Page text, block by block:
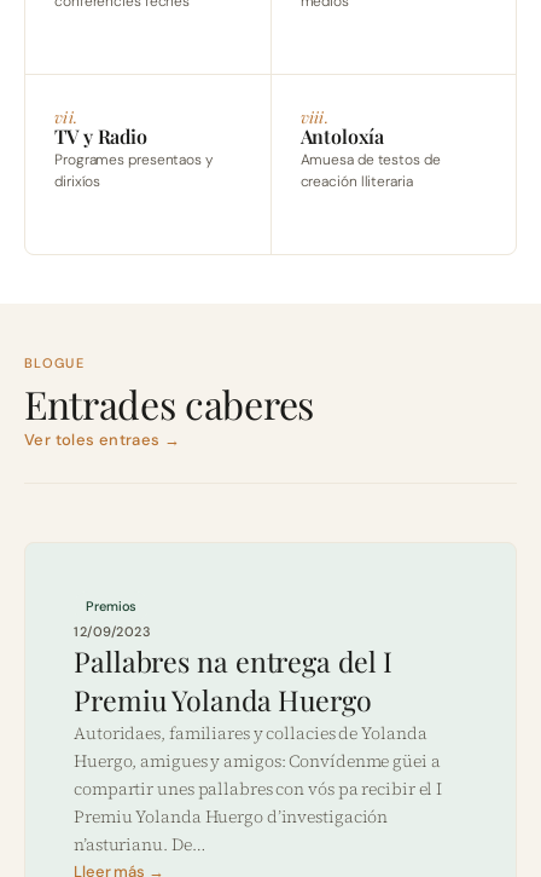
vii.
TV y Radio
Programes presentaos y
dirixíos
viii.
Antoloxía
Amuesa de testos de
creación lliteraria
BLOGUE
Entrades caberes
Ver toles entraes →
Premios
12/09/2023
Pallabres na entrega del I
Premiu Yolanda Huergo
Autoridaes, familiares y collacies de Yolanda
Huergo, amigues y amigos: Convídenme güei a
compartir unes pallabres con vós pa recibir el I
Premiu Yolanda Huergo d’investigación
n’asturianu. De…
Lleer más →